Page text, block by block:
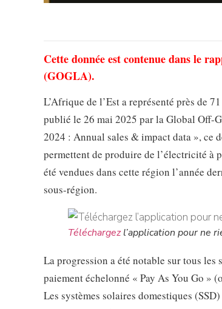
Cette donnée est contenue dans le
(GOGLA).
L’Afrique de l’Est a représenté près de
publié le 26 mai 2025 par la Global
2024 : Annual sales & impact data », ce
permettent de produire de l’électricité à
été vendues dans cette région l’année
sous-région.
Téléchargezl’application pour ne
La progression a été notable sur tous les
paiement échelonné « Pay As You Go »
Les systèmes solaires domestiques